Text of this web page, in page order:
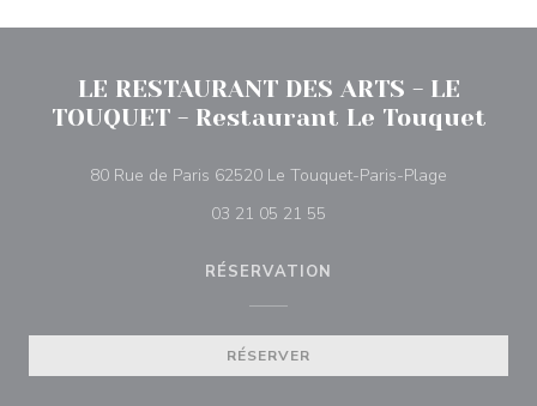
LE RESTAURANT DES ARTS - LE
TOUQUET - Restaurant Le Touquet
80 Rue de Paris 62520 Le Touquet-Paris-Plage
03 21 05 21 55
RÉSERVATION
RÉSERVER